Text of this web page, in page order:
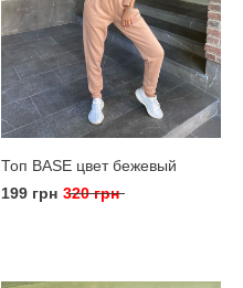
Топ BASE цвет бежевый
199 грн 320 грн